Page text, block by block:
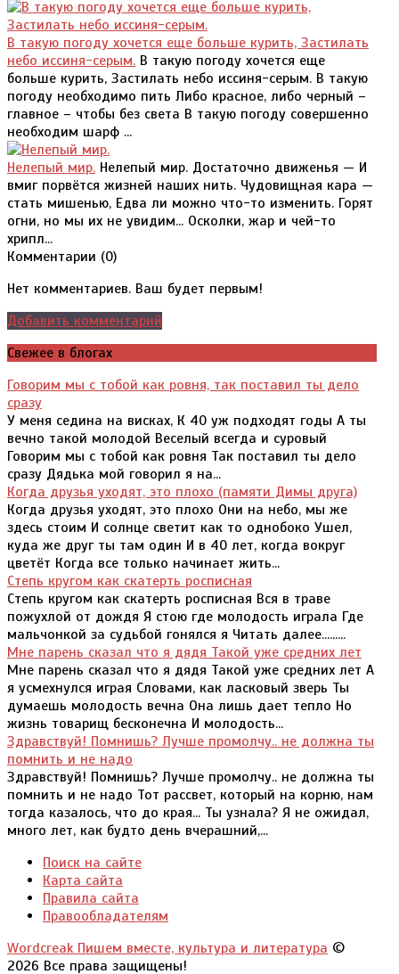
В такую погоду хочется еще больше курить, Застилать
небо иссиня-серым. В такую погоду хочется еще
больше курить, Застилать небо иссиня-серым. В такую
погоду необходимо пить Либо красное, либо черный –
главное – чтобы без света В такую погоду совершенно
необходим шарф ...
Нелепый мир. Нелепый мир. Достаточно движенья — И
вмиг порвётся жизней наших нить. Чудовищная кара —
стать мишенью, Едва ли можно что-то изменить. Горят
огни, но мы их не увидим... Осколки, жар и чей-то
хрипл...
Комментарии (0)
Нет комментариев. Ваш будет первым!
Добавить комментарий
Свежее в блогах
Говорим мы с тобой как ровня, так поставил ты дело
сразу
У меня седина на висках, К 40 уж подходят годы А ты
вечно такой молодой Веселый всегда и суровый
Говорим мы с тобой как ровня Так поставил ты дело
сразу Дядька мой говорил я на...
Когда друзья уходят, это плохо (памяти Димы друга)
Когда друзья уходят, это плохо Они на небо, мы же
здесь стоим И солнце светит как то однобоко Ушел,
куда же друг ты там один И в 40 лет, когда вокруг
цветёт Когда все только начинает жить...
Степь кругом как скатерть росписная
Степь кругом как скатерть росписная Вся в траве
пожухлой от дождя Я стою где молодость играла Где
мальчонкой за судьбой гонялся я Читать далее.........
Мне парень сказал что я дядя Такой уже средних лет
Мне парень сказал что я дядя Такой уже средних лет А
я усмехнулся играя Словами, как ласковый зверь Ты
думаешь молодость вечна Она лишь дает тепло Но
жизнь товарищ бесконечна И молодость...
Здравствуй! Помнишь? Лучше промолчу.. не должна ты
помнить и не надо
Здравствуй! Помнишь? Лучше промолчу.. не должна ты
помнить и не надо Тот рассвет, который на корню, нам
тогда казалось, что до края... Ты узнала? Я не ожидал,
много лет, как будто день вчерашний,...
Поиск на сайте
Карта сайта
Правила сайта
Правообладателям
Wordcreak Пишем вместе, культура и литература ©
2026 Все права защищены!